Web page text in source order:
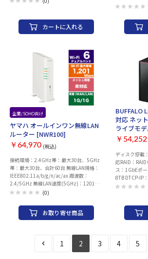
カートに入れる
奥行：
企業/SOHO向け
ヤマハ オールインワン無線LAN
ルーター [NWR100]
￥64,970 (税込)
接続環境：2.4GHz帯：最大30台、5GHz
帯：最大30台、合計60台 無線LAN規格：
IEEE802.11a/b/g/n/ac/ax 周波数：
2.4/5GHz 無線LAN速度(5GHz)：1201
Mbps 無線LAN速度(2.4GHz)：574 Mbps
リーム数：5GHz：2ストリー
ム/2.4GHz：2ストリーム セキュリティ規
格：WPA2 WPA3 有線LAN(HUB)速度：
数：4 WPS：○ IPv6：○ MIMO：○ DFS：
○ VPN：○ ゲストポート：○ 幅x高さx奥
行：73x193x130 mm 重量：530 g
(0)
お取り寄せ商品
BUFFALO
対応 ネッ
ライブモ
￥54,252
ディスク搭載
応RAID：
ス：1GbEポ
8TB DTCP-IP
き：
1 2 3 4 5